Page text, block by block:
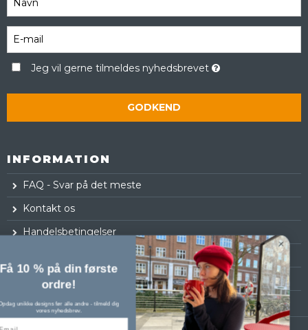
Jeg vil gerne tilmeldes nyhedsbrevet
GODKEND
INFORMATION
FAQ - Svar på det meste
Kontakt os
Handelsbetingelser
Log ind
Få 10 % på din første
ordre!
Opdag unikke designs før alle andre - tilmeld dig
vores nyhedsbrev.